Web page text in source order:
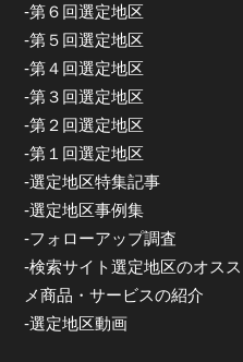
-第６回選定地区
-第５回選定地区
-第４回選定地区
-第３回選定地区
-第２回選定地区
-第１回選定地区
-選定地区特集記事
-選定地区事例集
-フォローアップ調査
-検索サイト選定地区のオスス
メ商品・サービスの紹介
-選定地区動画